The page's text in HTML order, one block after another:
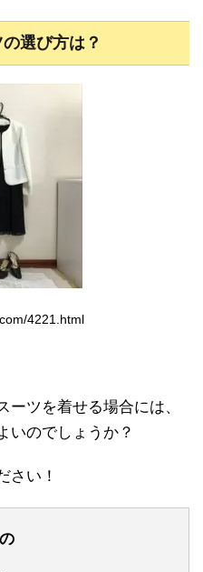
選び方は？
4221.html
ツを着せる場合には、
いのでしょうか？
さい！